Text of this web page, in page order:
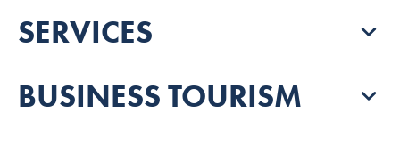
SERVICES
BUSINESS TOURISM